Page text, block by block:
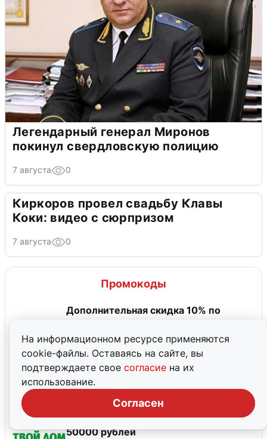
На информационном ресурсе применяются
cookie-файлы. Оставаясь на сайте, вы
подтверждаете свое согласие на их
использование.
Согласен
Легендарный генерал Миронов
покинул свердловскую полицию
7 августа 0
Киркоров провел свадьбу Клавы
Коки: видео с сюрпризом
7 августа 0
Промокоды
Дополнительная скидка 10% по
До 23 августа, 2026
Скидка 11% при заказе от 1600 руб.
До 31 декабря, 2026
Скидка 5000 рублей при покупке от
50000 рублей